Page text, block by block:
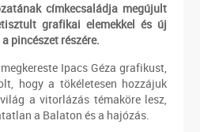
címkecsaládja megújult
grafikai elemekkel és új
pincészet részére.
Ipacs Géza grafikust,
hogy a tökéletesen hozzájuk
a vitorlázás témaköre lesz,
a Balaton és a hajózás.